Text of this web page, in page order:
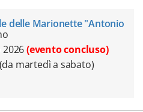
delle Marionette "Antonio
(evento concluso)
martedì a sabato)